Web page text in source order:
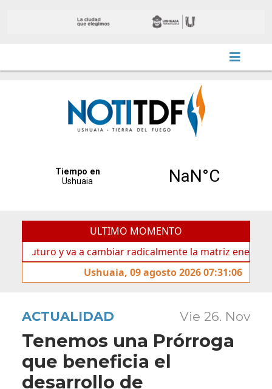
ULTIMO MOMENTO
y va a cambiar radicalmente la matriz energética de
Ushuaia, 09 agosto 2026 07:31:06
ACTUALIDAD Vie 26. Nov
Tenemos una Prórroga
que beneficia el
desarrollo de